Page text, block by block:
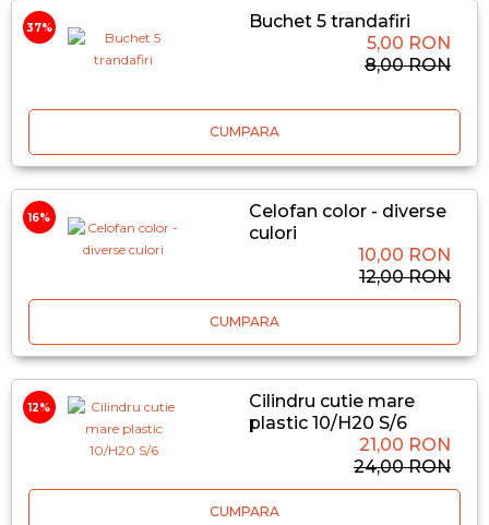
37%
Buchet 5 trandafiri
5,00 RON
8,00 RON
CUMPARA
16%
Celofan color - diverse
culori
10,00 RON
12,00 RON
CUMPARA
12%
Cilindru cutie mare
plastic 10/H20 S/6
21,00 RON
24,00 RON
CUMPARA